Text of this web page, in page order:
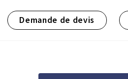
Demande de devis